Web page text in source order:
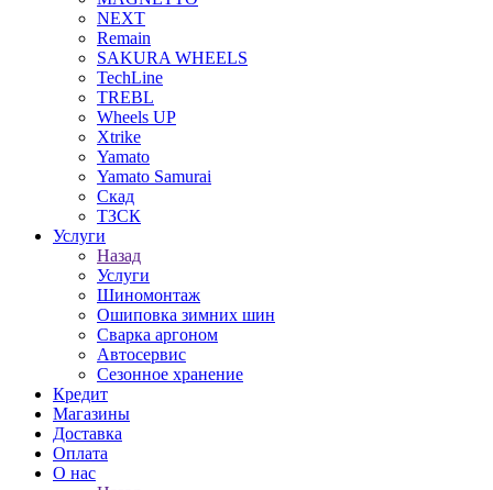
NEXT
Remain
SAKURA WHEELS
TechLine
TREBL
Wheels UP
Xtrike
Yamato
Yamato Samurai
Скад
ТЗСК
Услуги
Назад
Услуги
Шиномонтаж
Ошиповка зимних шин
Сварка аргоном
Автосервис
Сезонное хранение
Кредит
Магазины
Доставка
Оплата
О нас